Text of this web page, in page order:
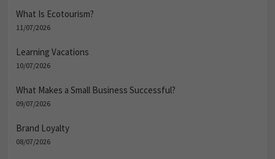
What Is Ecotourism?
11/07/2026
Learning Vacations
10/07/2026
What Makes a Small Business Successful?
09/07/2026
Brand Loyalty
08/07/2026